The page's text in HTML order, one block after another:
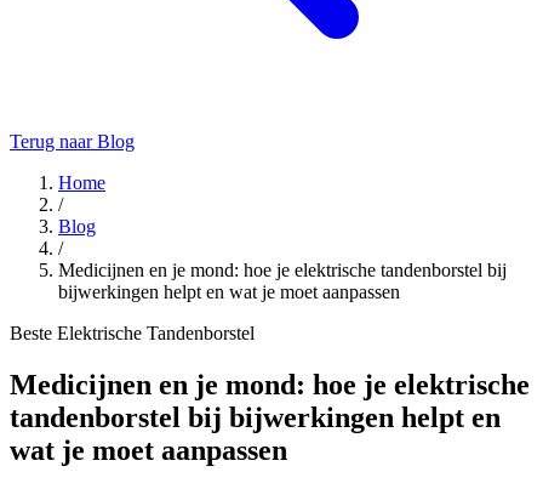
Terug naar Blog
Home
/
Blog
/
Medicijnen en je mond: hoe je elektrische tandenborstel bij
bijwerkingen helpt en wat je moet aanpassen
Beste Elektrische Tandenborstel
Medicijnen en je mond: hoe je elektrische
tandenborstel bij bijwerkingen helpt en
wat je moet aanpassen